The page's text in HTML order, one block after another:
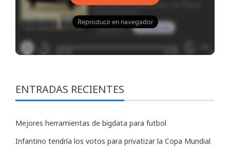
ENTRADAS RECIENTES
Mejores herramientas de bigdata para futbol
Infantino tendría los votos para privatizar la Copa Mundial